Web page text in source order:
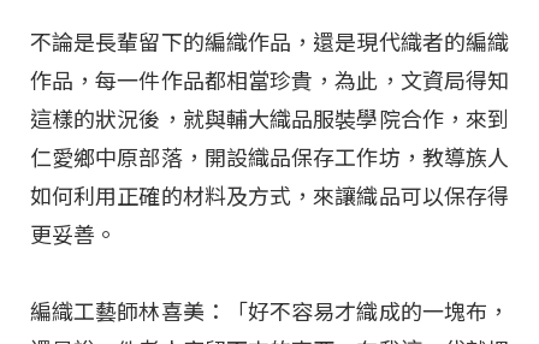
不論是長輩留下的編織作品，還是現代織者的編織
作品，每一件作品都相當珍貴，為此，文資局得知
這樣的狀況後，就與輔大織品服裝學院合作，來到
仁愛鄉中原部落，開設織品保存工作坊，教導族人
如何利用正確的材料及方式，來讓織品可以保存得
更妥善。
編織工藝師林喜美：「好不容易才織成的一塊布，